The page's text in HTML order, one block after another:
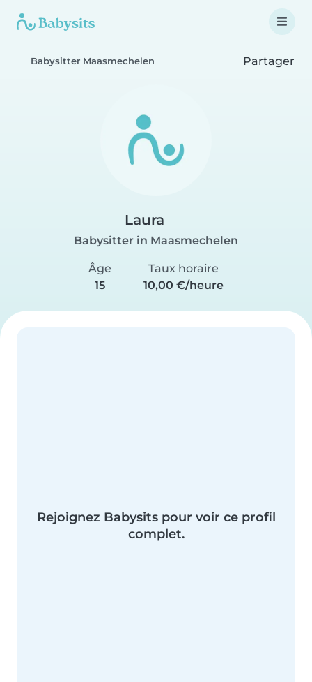
Babysitter Maasmechelen Partager
Laura
Babysitter in Maasmechelen
Âge
15
Taux horaire
10,00 €/heure
Rejoignez Babysits pour voir ce profil
complet.